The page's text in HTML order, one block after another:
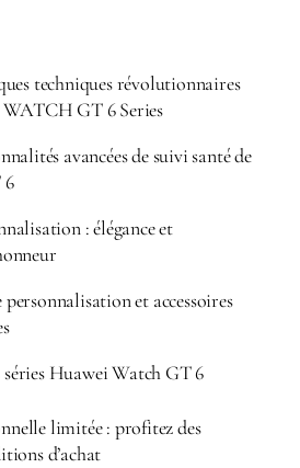
techniques révolutionnaires
GT 6 Series
avancées de suivi santé de
6
: élégance et
et accessoires
Huawei Watch GT 6
limitée : profitez des
d’achat